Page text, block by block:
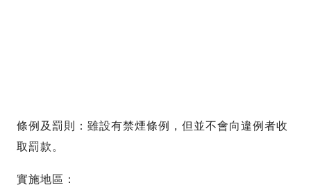
條例及罰則：雖設有禁煙條例，但並不會向違例者收
取罰款。
實施地區：